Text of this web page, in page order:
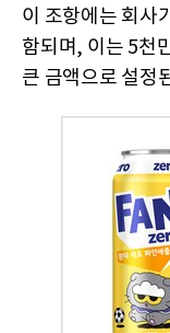
이 조항에는 회사
함되며, 이는 5천
큰 금액으로 설정